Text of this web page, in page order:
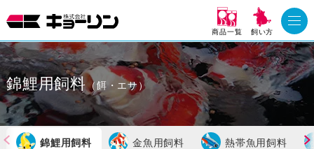
商品一覧 飼い方
錦鯉用飼料 （餌・エサ）
錦鯉用飼料 金魚用飼料 熱帯魚用飼料